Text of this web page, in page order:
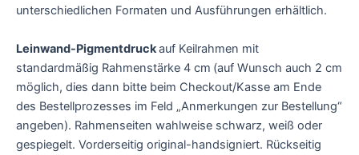
unterschiedlichen Formaten und Ausführungen erhältlich.
Leinwand-Pigmentdruckauf Keilrahmen mit
standardmäßig Rahmenstärke 4 cm (auf Wunsch auch 2 cm
möglich, dies dann bitte beim Checkout/Kasse am Ende
des Bestellprozesses im Feld „Anmerkungen zur Bestellung“
angeben). Rahmenseiten wahlweise schwarz, weiß oder
gespiegelt. Vorderseitig original-handsigniert. Rückseitig